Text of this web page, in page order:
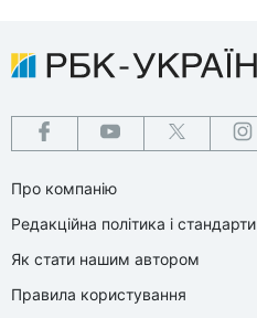
Про компанію
Редакційна політика і стандарти
Як стати нашим автором
Правила користування